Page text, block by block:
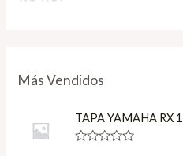
u
t
5
Más Vendidos
TAPA YAMAHA RX